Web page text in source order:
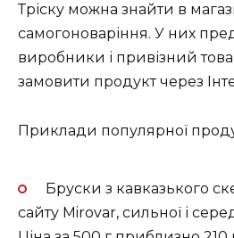
Тріску можна знайти в
самогоноваріння. У них
виробники і привізний
замовити продукт через
Приклади популярної
Бруски з кавказького
сайту Mirovar, сильної і